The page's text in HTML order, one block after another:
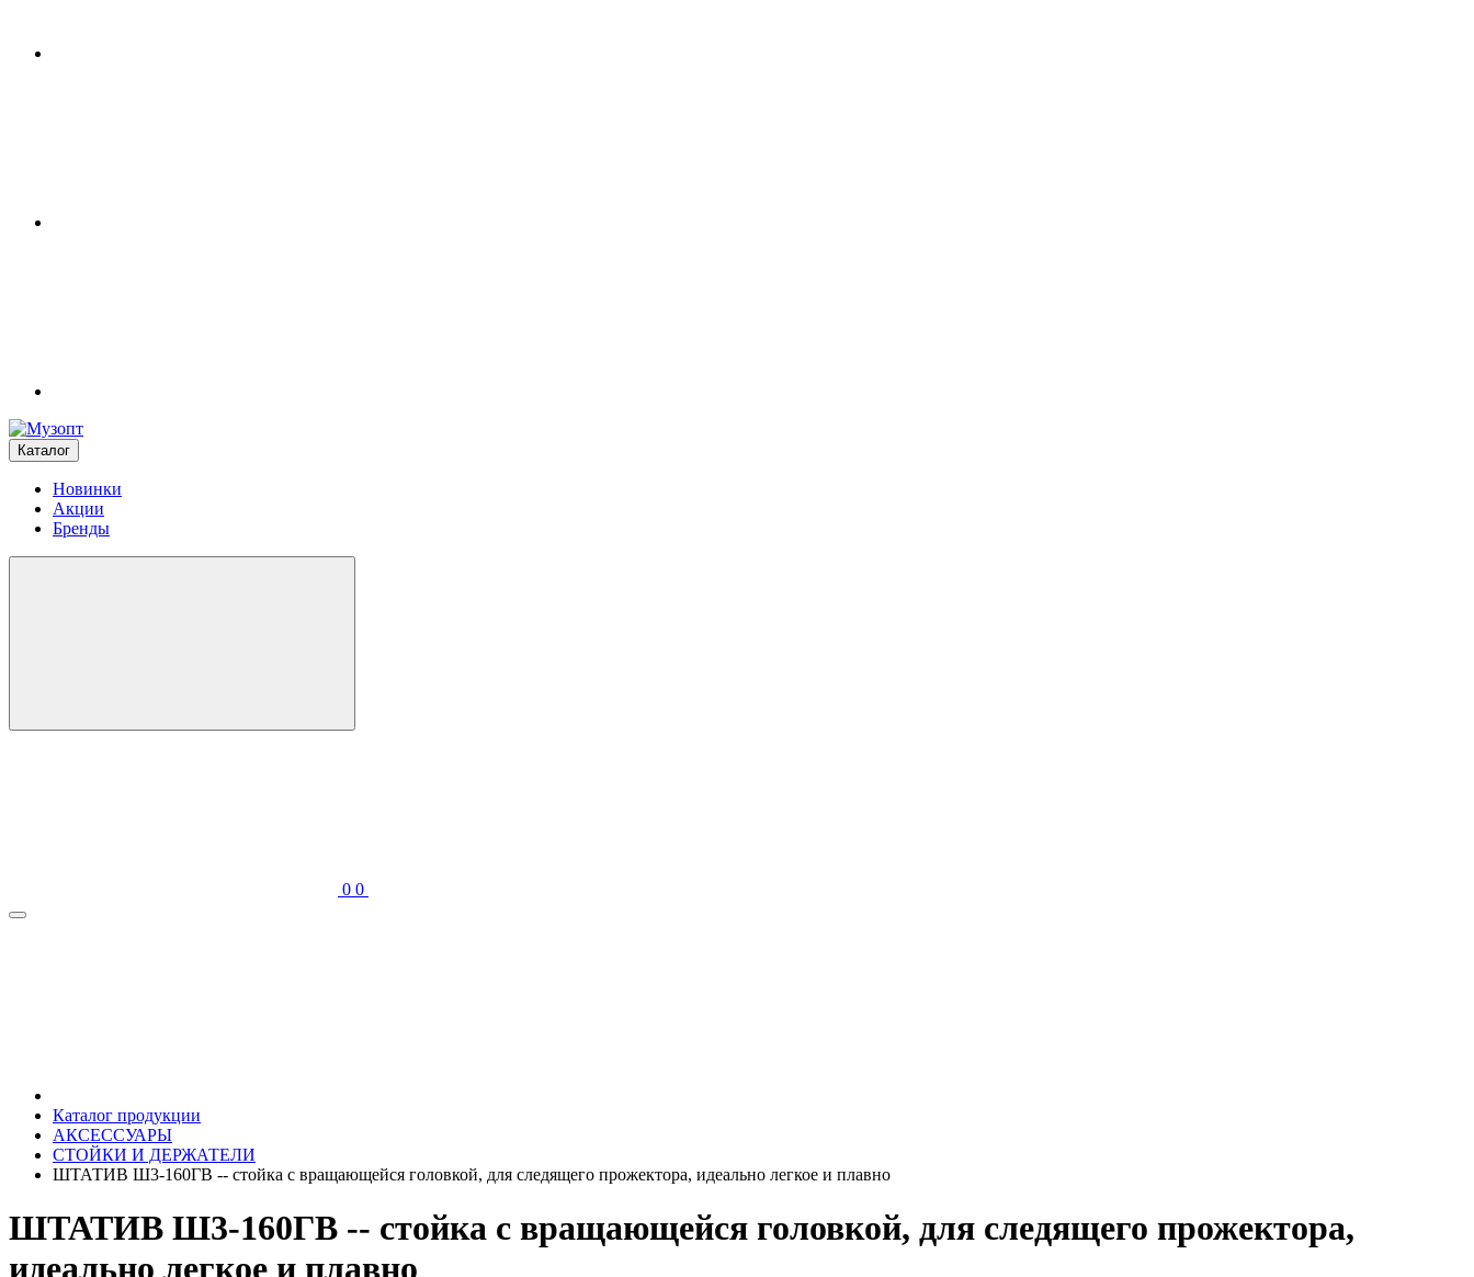
Каталог
Новинки
Акции
Бренды
0 0
Каталог продукции
АКСЕССУАРЫ
СТОЙКИ И ДЕРЖАТЕЛИ
ШТАТИВ Ш3-160ГВ -- стойка с вращающейся головкой, для следящего прожектора, идеально легкое и плавно
ШТАТИВ Ш3-160ГВ -- стойка с вращающейся головкой, для следящего прожектора,
идеально легкое и плавно